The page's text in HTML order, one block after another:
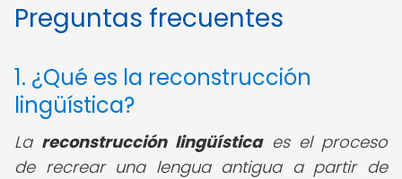
Preguntas frecuentes
1. ¿Qué es la reconstrucción
lingüística?
La reconstrucción lingüísticaes el proceso
de recrear una lengua antigua a partir de